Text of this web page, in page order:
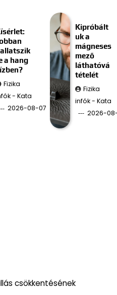
a hang
Fizika
- Kata
2026-08-07
Kipróbált
uk a
mágneses
mező
láthatóvá
tételét
Fizika
infók - Kata
2026-
csökkentésének